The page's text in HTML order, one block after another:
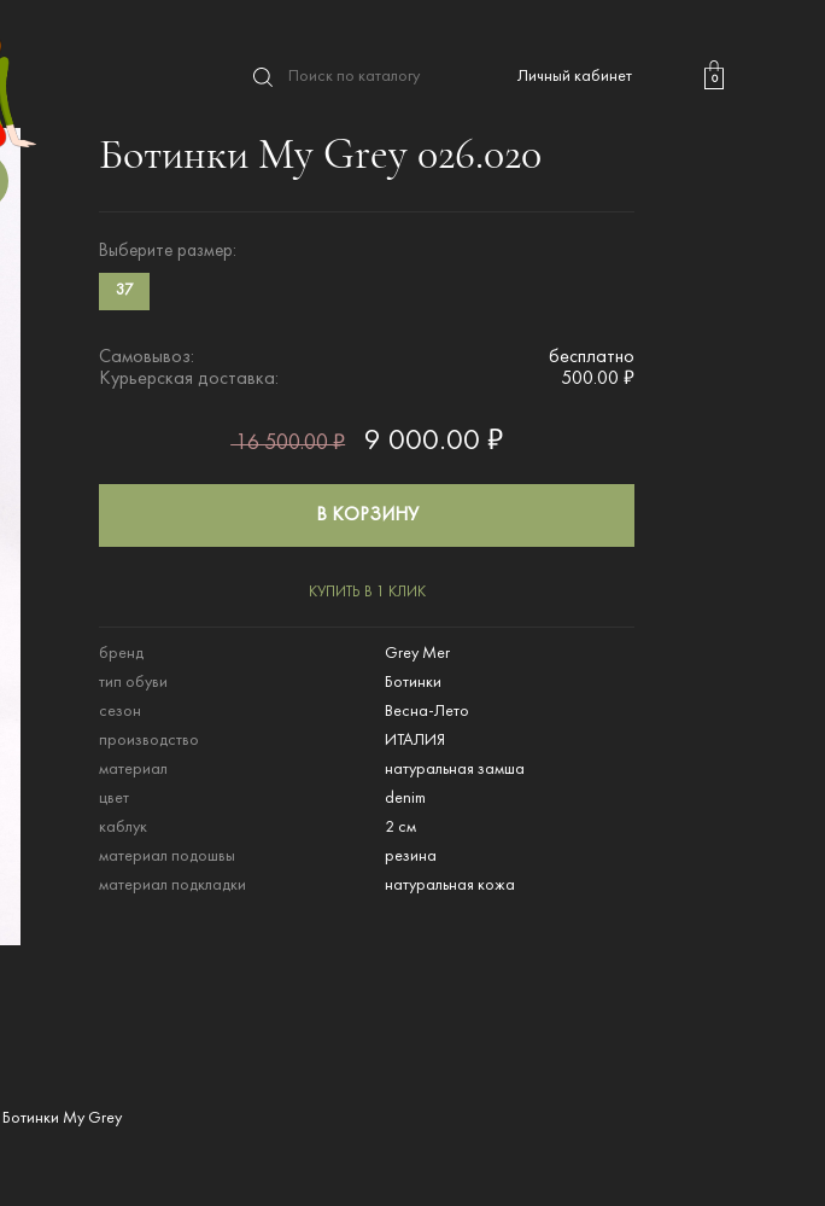
Личный кабинет 0
Ботинки My Grey 026.020
Выберите размер:
37
Самовывоз:
бесплатно
Курьерская доставка:
500.00 ₽
16 500.00 ₽ 9 000.00 ₽
В КОРЗИНУ
КУПИТЬ В 1 КЛИК
бренд
Grey Mer
тип обуви
Ботинки
сезон
Весна-Лето
производство
ИТАЛИЯ
материал
натуральная замша
цвет
denim
каблук
2 см
материал подошвы
резина
материал подкладки
натуральная кожа
Ботинки My Grey